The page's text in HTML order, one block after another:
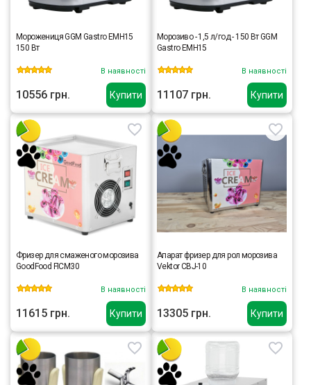
Купити
Морожениця GGM Gastro EMH15
150 Вт
В наявності
10556 грн. Купити
Морозиво - 1,5 л/год - 150 Вт GGM
Gastro EMH15
В наявності
11107 грн.
Купити
Фризер для смаженого морозива
GoodFood FICM30
В наявності
11615 грн. Купити
Апарат фризер для рол морозива
Vektor CBJ-10
В наявності
13305 грн.